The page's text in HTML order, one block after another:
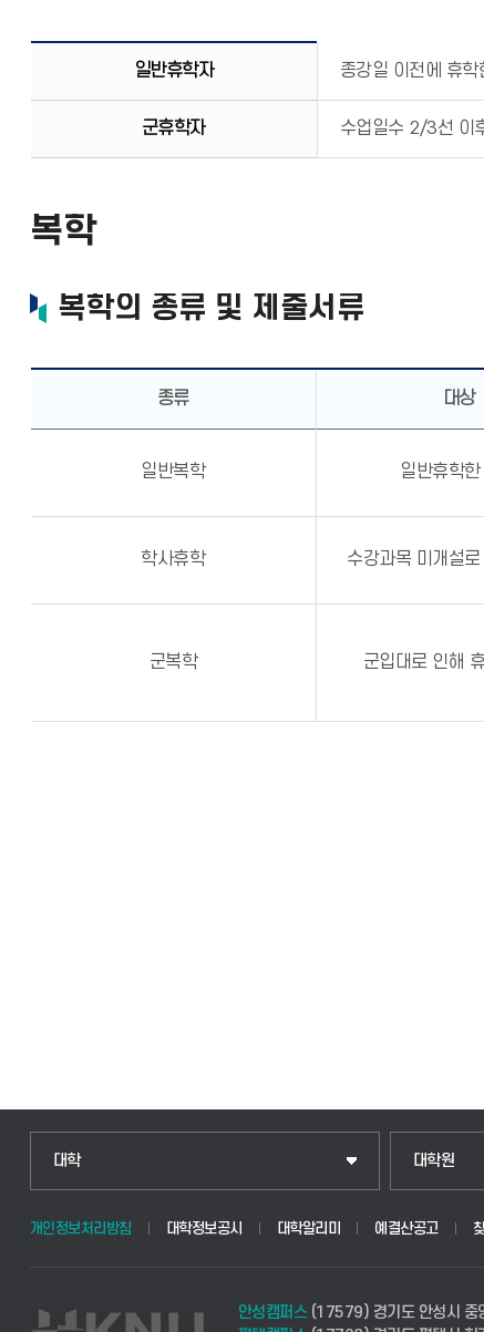
일반휴학자 종강일 이전에 휴
군휴학자 수업일수 2/3선 이
복학
복학의 종류 및 제출서류
종류 대상
일반복학 일반휴학
학사휴학 수강과목 미개설
군복학 군입대로 인해
대학 대학원
개인정보처리방침 대학정보공시 대학알리미 예결산공고
안성캠퍼스(17579) 경기도 안성시 중